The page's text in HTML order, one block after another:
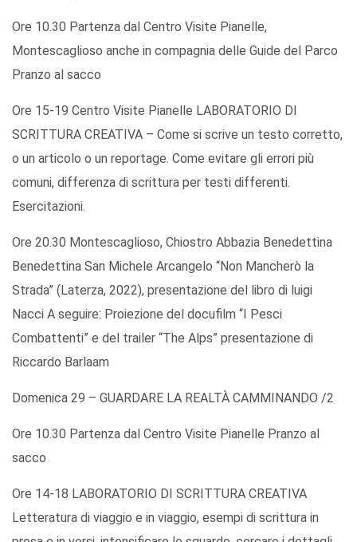
Ore 10.30 Partenza dal Centro Visite Pianelle,
Montescaglioso anche in compagnia delle Guide del Parco
Pranzo al sacco
Ore 15-19 Centro Visite Pianelle LABORATORIO DI
SCRITTURA CREATIVA – Come si scrive un testo corretto,
o un articolo o un reportage. Come evitare gli errori più
comuni, differenza di scrittura per testi differenti.
Esercitazioni.
Ore 20.30 Montescaglioso, Chiostro Abbazia Benedettina
Benedettina San Michele Arcangelo “Non Mancherò la
Strada” (Laterza, 2022), presentazione del libro di luigi
Nacci A seguire: Proiezione del docufilm “I Pesci
Combattenti” e del trailer “The Alps” presentazione di
Riccardo Barlaam
Domenica 29 – GUARDARE LA REALTÀ CAMMINANDO /2
Ore 10.30 Partenza dal Centro Visite Pianelle Pranzo al
sacco
Ore 14-18 LABORATORIO DI SCRITTURA CREATIVA
Letteratura di viaggio e in viaggio, esempi di scrittura in